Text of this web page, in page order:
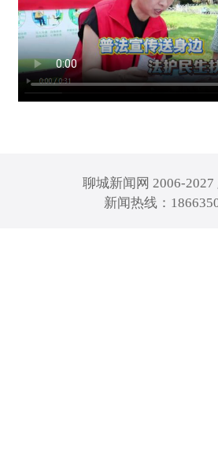
聊城新闻网 2006-2027
新闻热线：